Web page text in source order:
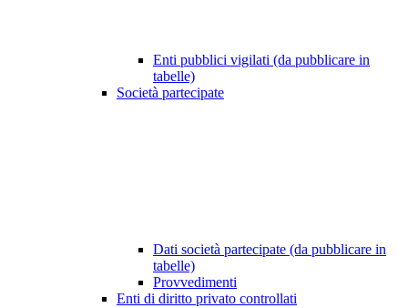
Enti pubblici vigilati (da pubblicare in
tabelle)
Società partecipate
Dati società partecipate (da pubblicare in
tabelle)
Provvedimenti
Enti di diritto privato controllati